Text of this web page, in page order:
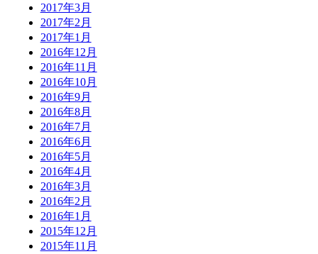
2017年3月
2017年2月
2017年1月
2016年12月
2016年11月
2016年10月
2016年9月
2016年8月
2016年7月
2016年6月
2016年5月
2016年4月
2016年3月
2016年2月
2016年1月
2015年12月
2015年11月